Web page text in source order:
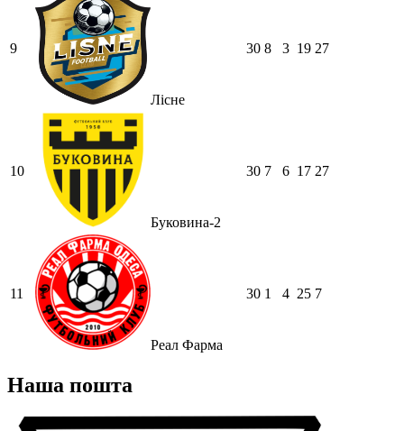
9
Лісне
30 8 3 19 27
10
Буковина-2
30 7 6 17 27
11
Реал Фарма
30 1 4 25 7
Наша пошта